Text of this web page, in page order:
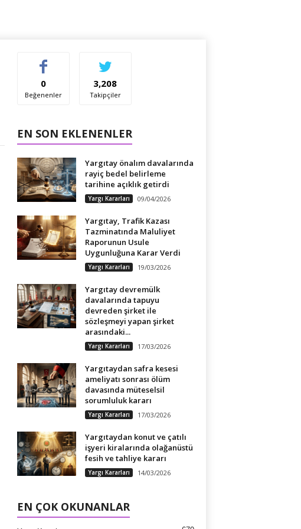
0
Beğenenler
3,208
Takipçiler
EN SON EKLENENLER
Yargıtay önalım davalarında
rayiç bedel belirleme
tarihine açıklık getirdi
Yargı Kararları 09/04/2026
Yargıtay, Trafik Kazası
Tazminatında Maluliyet
Raporunun Usule
Uygunluğuna Karar Verdi
Yargı Kararları 19/03/2026
Yargıtay devremülk
davalarında tapuyu
devreden şirket ile
sözleşmeyi yapan şirket
arasındaki...
Yargı Kararları 17/03/2026
Yargıtaydan safra kesesi
ameliyatı sonrası ölüm
davasında müteselsil
sorumluluk kararı
Yargı Kararları 17/03/2026
Yargıtaydan konut ve çatılı
işyeri kiralarında olağanüstü
fesih ve tahliye kararı
Yargı Kararları 14/03/2026
EN ÇOK OKUNANLAR